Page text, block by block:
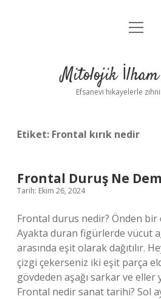
Anasayfa
Yasal Uyarı
menüyü
Mitolojik
Efsanevi hikayelerle
Etiket: Frontal kırık nedir
Frontal Duruş Ne
Tarih: Ekim 26, 2024
Frontal durus nedir? Önden
Ayakta duran figürlerde vücut
arasında eşit olarak dağıtılır.
çizgi çekerseniz iki eşit parça
gövdeden aşağı sarkar ve
Frontal nedir sanat tarihi? Sol